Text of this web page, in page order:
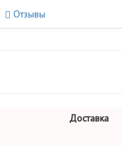
Отзывы
Доставка